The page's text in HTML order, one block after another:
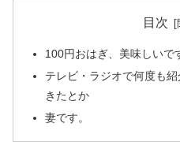
目次
100円おはぎ、美味しいで
テレビ・ラジオで何度も
きたとか
妻です。